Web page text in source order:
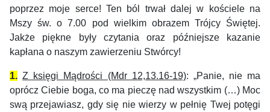
poprzez moje serce! Ten ból trwał dalej w kościele na
Mszy św. o 7.00 pod wielkim obrazem Trójcy Świętej.
Jakże piękne były czytania oraz późniejsze kazanie
kapłana o naszym zawierzeniu Stwórcy!
1. Z księgi Mądrości (Mdr 12,13.16-19): „Panie, nie ma
oprócz Ciebie boga, co ma pieczę nad wszystkim (…) Moc
swą przejawiasz, gdy się nie wierzy w pełnię Twej potęgi